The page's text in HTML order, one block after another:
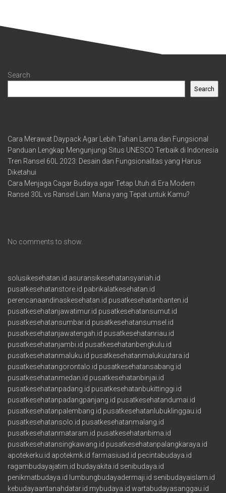
Search
Search
Cara Merawat Daypack Agar Lebih Tahan Lama dan Fungsional
Panduan Lengkap Mengunjungi Situs UNESCO Terbaik di Indonesia
Tren Ransel 60L 2023: Desain dan Fungsionalitas yang Harus
Diketahui
Cara Menjaga Cagar Budaya agar Tetap Utuh di Era Modern
Ransel 30L vs Ransel Lain: Mana yang Tepat untuk Kamu?
No comments to show.
solusikesehatan.id asuransikesehatansyariah.id
pusatkesehatanstore.id pabrikalatkesehatan.id
perencanaandinaskesehatan.id pusatkesehatanbanten.id
pusatkesehatanjawatimur.id pusatkesehatansumut.id
pusatkesehatansumbar.id pusatkesehatansumsel.id
pusatkesehatanjawatengah.id pusatkesehatanriau.id
pusatkesehatanjambi.id pusatkesehatanbengkulu.id
pusatkesehatanmaluku.id pusatkesehatanmalukuutara.id
pusatkesehatangorontalo.id pusatkesehatansabang.id
pusatkesehatanmedan.id pusatkesehatanbinjai.id
pusatkesehatanpadang.id pusatkesehatanbukittinggi.id
pusatkesehatanpadangpanjang.id pusatkesehatandumai.id
pusatkesehatanpalembang.id pusatkesehatanlubuklinggau.id
pusatkesehatansolo.id pusatkesehatanmalang.id
pusatkesehatanmataram.id pusatkesehatanbima.id
pusatkesehatansingkawang.id pusatkesehatanpalangkaraya.id
apotekerku.id apotekmk.id farmasiuad.id pecintabudaya.id
ragambudayajatim.id budayakita.id senibudaya.id
penikmatbudaya.id lumbungbudayadermaji.id senibudayaislam.id
kebudayaantanahdatar.id mybudaya.id wartabudayasanggau.id